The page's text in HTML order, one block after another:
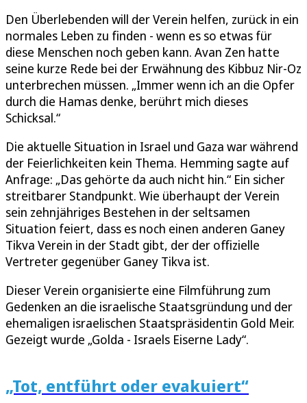
Den Überlebenden will der Verein helfen, zurück in ein
normales Leben zu finden - wenn es so etwas für
diese Menschen noch geben kann. Avan Zen hatte
seine kurze Rede bei der Erwähnung des Kibbuz Nir-Oz
unterbrechen müssen. „Immer wenn ich an die Opfer
durch die Hamas denke, berührt mich dieses
Schicksal.“
Die aktuelle Situation in Israel und Gaza war während
der Feierlichkeiten kein Thema. Hemming sagte auf
Anfrage: „Das gehörte da auch nicht hin.“ Ein sicher
streitbarer Standpunkt. Wie überhaupt der Verein
sein zehnjähriges Bestehen in der seltsamen
Situation feiert, dass es noch einen anderen Ganey
Tikva Verein in der Stadt gibt, der der offizielle
Vertreter gegenüber Ganey Tikva ist.
Dieser Verein organisierte eine Filmführung zum
Gedenken an die israelische Staatsgründung und der
ehemaligen israelischen Staatspräsidentin Gold Meir.
Gezeigt wurde „Golda - Israels Eiserne Lady“.
„Tot, entführt oder evakuiert“